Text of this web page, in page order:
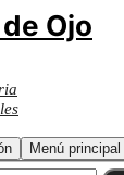
Ojo
Menú principal